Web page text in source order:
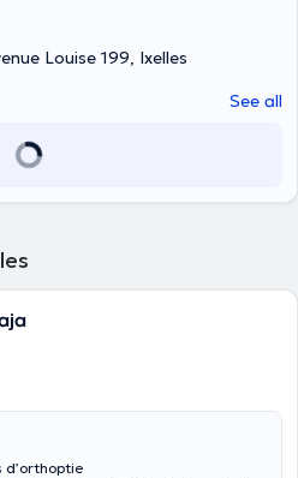
Louise 199, Ixelles
See all
d’orthoptie